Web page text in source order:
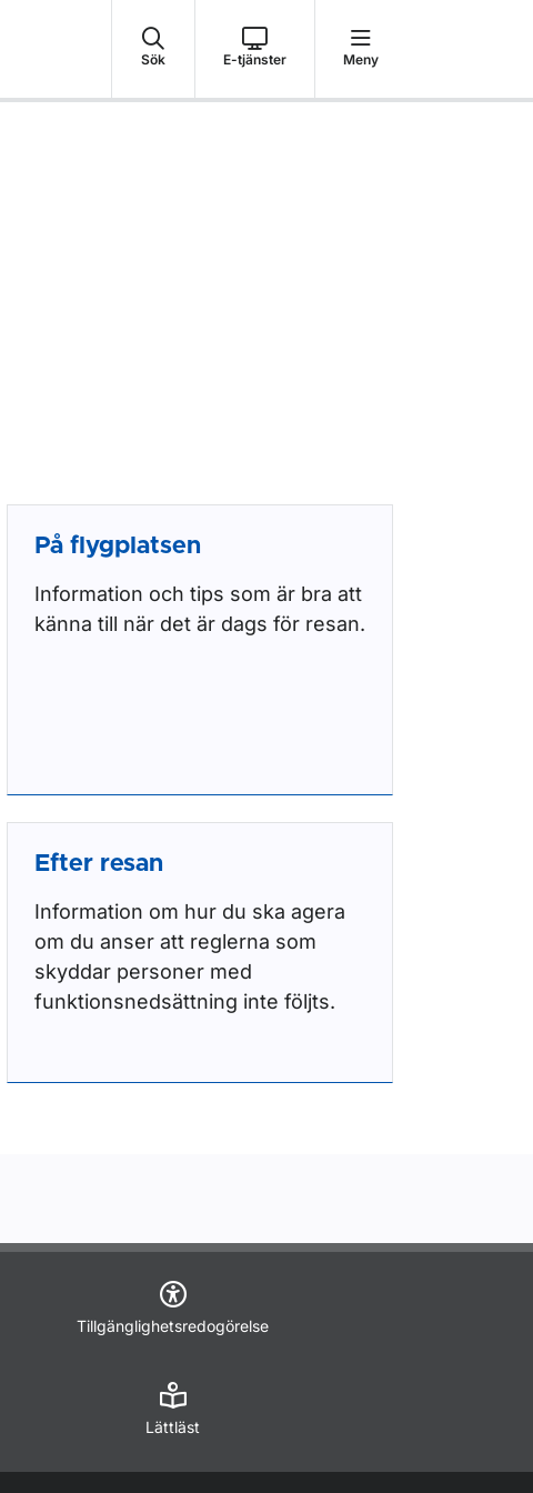
Sök E-tjänster Meny
På flygplatsen
Information och tips som är bra att
känna till när det är dags för resan.
Efter resan
Information om hur du ska agera
om du anser att reglerna som
skyddar personer med
funktionsnedsättning inte följts.
Tillgänglighetsredogörelse
Lättläst